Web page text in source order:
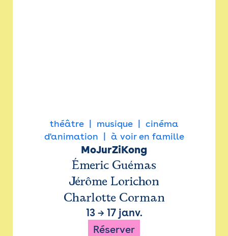
théâtre musique
cinéma
d'animation
à voir en famille
MoJurZiKong
Émeric Guémas
Jérôme Lorichon
Charlotte Corman
13→ 17 janv.
Réserver